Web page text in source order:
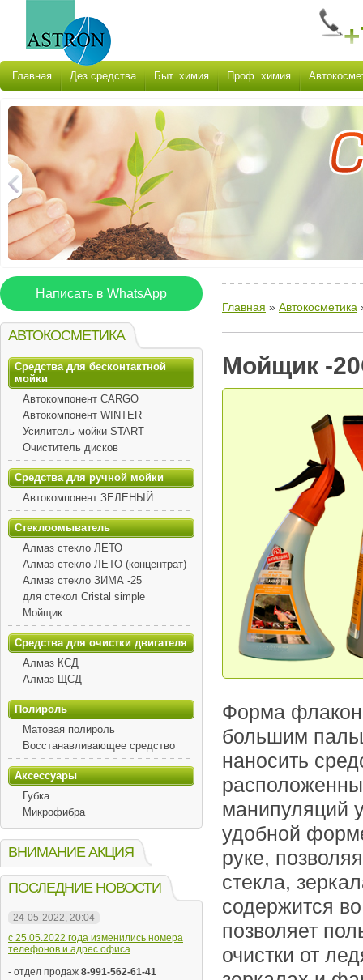
Главная Дез.средства Быт. химия Проф. химия
Главная » Автокосметика
Мойщик -
Форма
большим
наносить
манипуляций
удобной
руке,
стекла,
содержится
позволяет
очистки от
Написать в WhatsApp
АВТОКОСМЕТИКА
Средства для бесконтактной
мойки
Автокомпонент CARGO
Автокомпонент WINTER
Усилитель мойки START
Очиститель дисков
Средства для ручной мойки
Автокомпонент ЗЕЛЕНЫЙ
Стеклоомыватель
Алмаз стекло ЛЕТО
Алмаз стекло ЛЕТО (концентрат)
Алмаз стекло ЗИМА -25
для стекол Cristal simple
Мойщик
Средства для очистки двигателя
Алмаз КСД
Алмаз ЩСД
Полироль
Матовая полироль
Восстанавливающее средство
Аксессуары
Губка
Микрофибра
ВНИМАНИЕ АКЦИЯ
ПОСЛЕДНИЕ НОВОСТИ
24-05-2022, 20:04
с 25.05.2022 года изменились номера
телефонов и адрес офиса.
- отдел продаж 8-991-562-61-41